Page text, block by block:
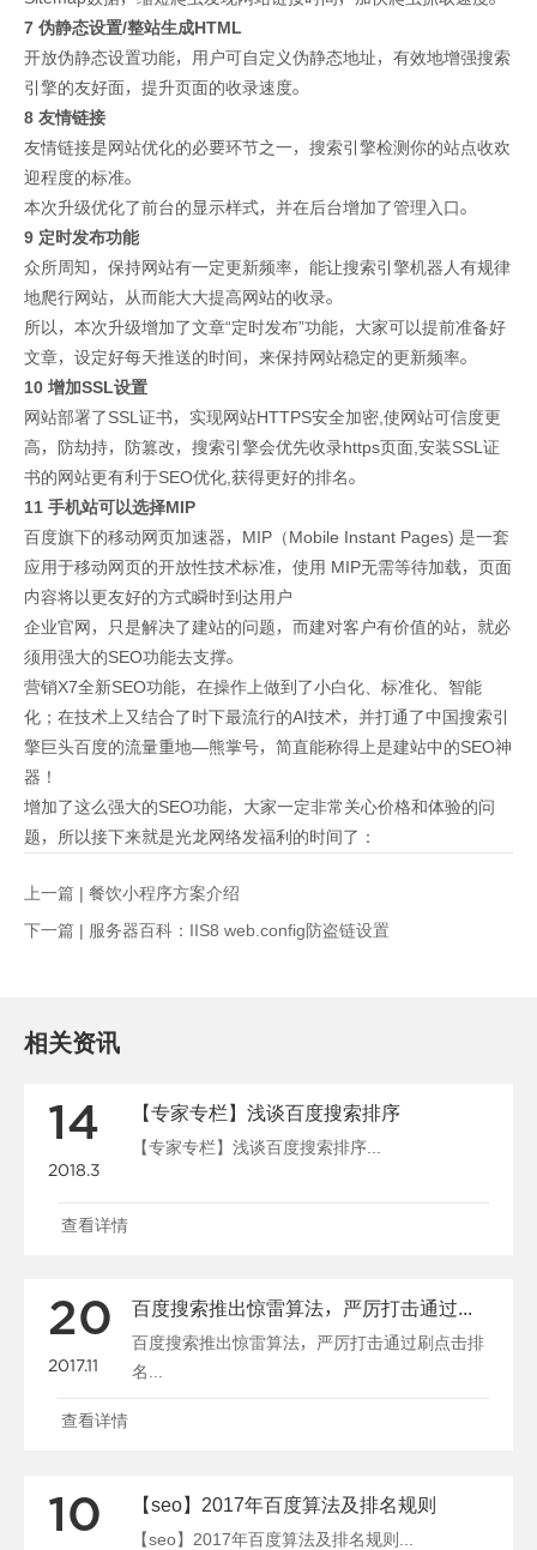
7 伪静态设置/整站生成HTML
开放伪静态设置功能，用户可自定义伪静态地址，有效地增强搜索
引擎的友好面，提升页面的收录速度。
8 友情链接
友情链接是网站优化的必要环节之一，搜索引擎检测你的站点收欢
迎程度的标准。
本次升级优化了前台的显示样式，并在后台增加了管理入口。
9 定时发布功能
众所周知，保持网站有一定更新频率，能让搜索引擎机器人有规律
地爬行网站，从而能大大提高网站的收录。
所以，本次升级增加了文章“定时发布”功能，大家可以提前准备好
文章，设定好每天推送的时间，来保持网站稳定的更新频率。
10 增加SSL设置
网站部署了SSL证书，实现网站HTTPS安全加密,使网站可信度更
高，防劫持，防篡改，搜索引擎会优先收录https页面,安装SSL证
书的网站更有利于SEO优化,获得更好的排名。
11 手机站可以选择MIP
百度旗下的移动网页加速器，MIP（Mobile Instant Pages) 是一套
应用于移动网页的开放性技术标准，使用 MIP无需等待加载，页面
内容将以更友好的方式瞬时到达用户
企业官网，只是解决了建站的问题，而建对客户有价值的站，就必
须用强大的SEO功能去支撑。
营销X7全新SEO功能，在操作上做到了小白化、标准化、智能
化；在技术上又结合了时下最流行的AI技术，并打通了中国搜索引
擎巨头百度的流量重地—熊掌号，简直能称得上是建站中的SEO神
器！
增加了这么强大的SEO功能，大家一定非常关心价格和体验的问
题，所以接下来就是光龙网络发福利的时间了：
上一篇 | 餐饮小程序方案介绍
下一篇 | 服务器百科：IIS8 web.config防盗链设置
相关资讯
14
2018.3
【专家专栏】浅谈百度搜索排序
【专家专栏】浅谈百度搜索排序...
查看详情
20
2017.11
百度搜索推出惊雷算法，严厉打击通过刷点击排名
百度搜索推出惊雷算法，严厉打击通过刷点击排
名...
查看详情
10 【seo】2017年百度算法及排名规则
【seo】2017年百度算法及排名规则...